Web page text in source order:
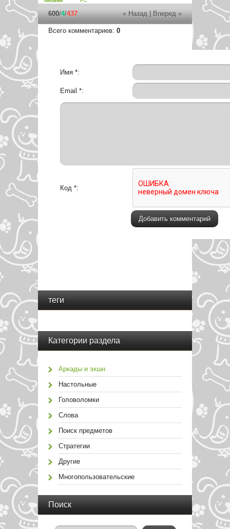
« Назад|Вперед »
600/4/437
Всего комментариев: 0
Имя *:
Email *:
Код *:
теги
Категории раздела
Аркады и экшн
Настольные
Головоломки
Слова
Поиск предметов
Стратегии
Другие
Многопользовательские
Поиск